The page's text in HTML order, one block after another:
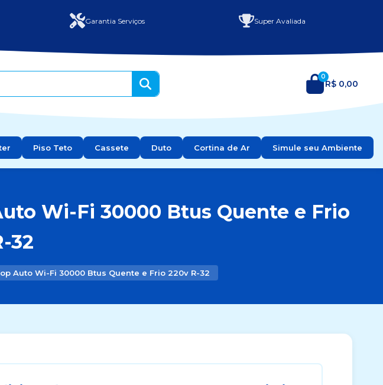
Garantia Serviços Super Avaliada
0
R$ 0,00
Piso Teto Cassete Duto Cortina de Ar Simule seu Ambiente
Wi-Fi 30000 Btus Quente e Frio
32
Auto Wi-Fi 30000 Btus Quente e Frio 220v R-32